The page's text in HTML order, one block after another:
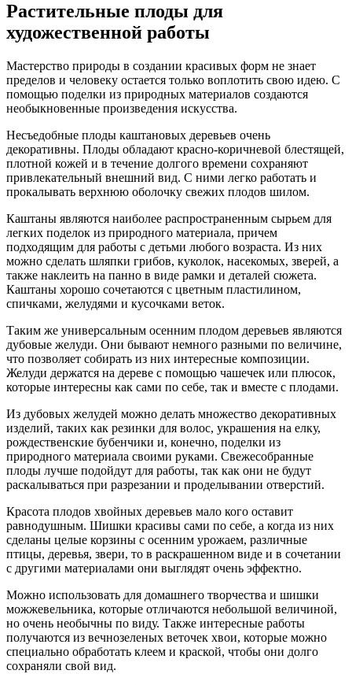
Растительные плоды для
художественной работы
Мастерство природы в создании красивых форм не знает
пределов и человеку остается только воплотить свою идею. С
помощью поделки из природных материалов создаются
необыкновенные произведения искусства.
Несъедобные плоды каштановых деревьев очень
декоративны. Плоды обладают красно-коричневой блестящей,
плотной кожей и в течение долгого времени сохраняют
привлекательный внешний вид. С ними легко работать и
прокалывать верхнюю оболочку свежих плодов шилом.
Каштаны являются наиболее распространенным сырьем для
легких поделок из природного материала, причем
подходящим для работы с детьми любого возраста. Из них
можно сделать шляпки грибов, куколок, насекомых, зверей, а
также наклеить на панно в виде рамки и деталей сюжета.
Каштаны хорошо сочетаются с цветным пластилином,
спичками, желудями и кусочками веток.
Таким же универсальным осенним плодом деревьев являются
дубовые желуди. Они бывают немного разными по величине,
что позволяет собирать из них интересные композиции.
Желуди держатся на дереве с помощью чашечек или плюсок,
которые интересны как сами по себе, так и вместе с плодами.
Из дубовых желудей можно делать множество декоративных
изделий, таких как резинки для волос, украшения на елку,
рождественские бубенчики и, конечно, поделки из
природного материала своими руками. Свежесобранные
плоды лучше подойдут для работы, так как они не будут
раскалываться при разрезании и проделывании отверстий.
Красота плодов хвойных деревьев мало кого оставит
равнодушным. Шишки красивы сами по себе, а когда из них
сделаны целые корзины с осенним урожаем, различные
птицы, деревья, звери, то в раскрашенном виде и в сочетании
с другими материалами они выглядят очень эффектно.
Можно использовать для домашнего творчества и шишки
можжевельника, которые отличаются небольшой величиной,
но очень необычны по виду. Также интересные работы
получаются из вечнозеленых веточек хвои, которые можно
специально обработать клеем и краской, чтобы они долго
сохраняли свой вид.